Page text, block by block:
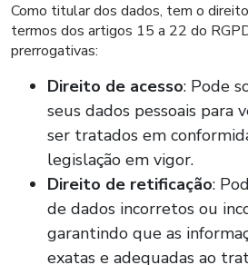
Como titular dos dados, tem o
termos dos artigos 15 a 22 do
prerrogativas:
Direito de acesso: Pode
seus dados pessoais para
ser tratados em
legislação em vigor.
Direito de retificação:
de dados incorretos ou
garantindo que as
exatas e adequadas ao